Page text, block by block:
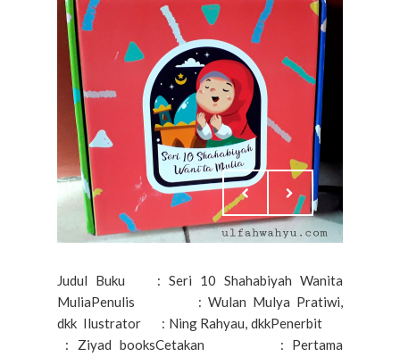
Judul Buku : Seri 10 Shahabiyah Wanita
MuliaPenulis : Wulan Mulya Pratiwi,
dkk Ilustrator : Ning Rahyau, dkkPenerbit
: Ziyad booksCetakan : Pertama